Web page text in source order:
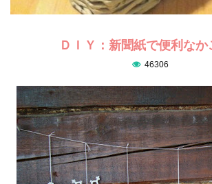
ＤＩＹ：新聞紙で便利なか
46306